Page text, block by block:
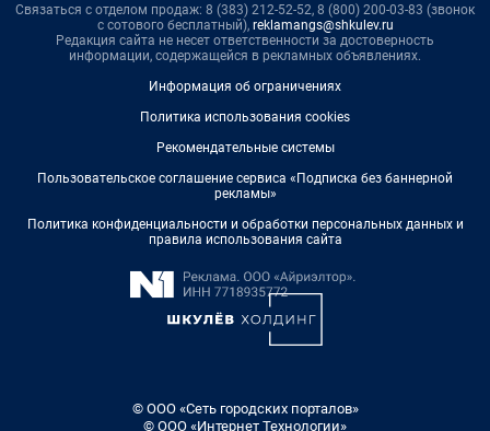
Связаться с отделом продаж: 8 (383) 212-52-52, 8 (800) 200-03-83 (звонок
с сотового бесплатный), reklamangs@shkulev.ru
Редакция сайта не несет ответственности за достоверность
информации, содержащейся в рекламных объявлениях.
Информация об ограничениях
Политика использования cookies
Рекомендательные системы
Пользовательское соглашение сервиса «Подписка без баннерной
рекламы»
Политика конфиденциальности и обработки персональных данных и
правила использования сайта
© ООО «Сеть городских порталов»
© ООО «Интернет Технологии»